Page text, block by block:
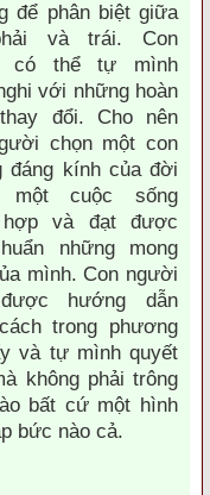
để phân biệt giữa
và trái. Con
có thể tự mình
với những hoàn
đổi. Cho nên
chọn một con
đáng kính của đời
một cuộc sống
và đạt được
những mong
mình. Con người
hướng dẫn
trong phương
và tự mình quyết
không phải trông
bất cứ một hình
bức nào cả.